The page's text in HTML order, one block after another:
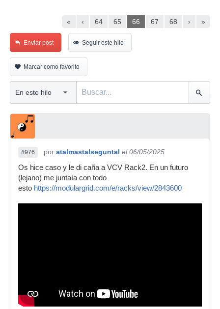
« ‹ 64 65 66 67 68 › »
Enviar post Seguir este hilo
Marcar como favorito
#976 por atalmastalseguntal el 06/05/2025
Os hice caso y le di caña a VCV Rack2. En un futuro
(lejano) me juntaía con todo
esto https://modulargrid.com/e/racks/view/2843600